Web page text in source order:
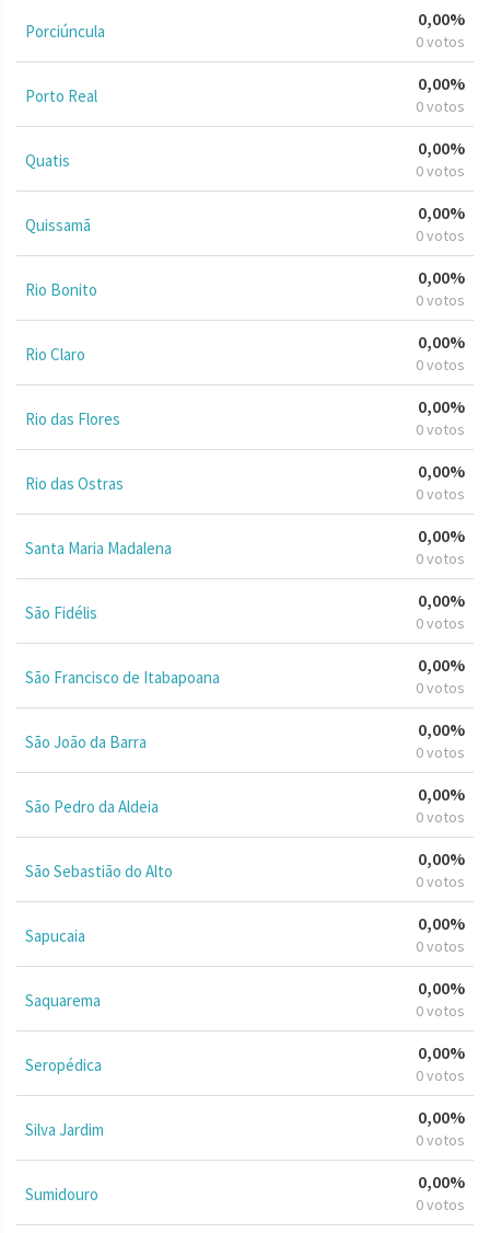
Porciúncula
0,00%
0 votos
Porto Real
0,00%
0 votos
Quatis
0,00%
0 votos
Quissamã
0,00%
0 votos
Rio Bonito
0,00%
0 votos
Rio Claro
0,00%
0 votos
Rio das Flores
0,00%
0 votos
Rio das Ostras
0,00%
0 votos
Santa Maria Madalena
0,00%
0 votos
São Fidélis
0,00%
0 votos
São Francisco de Itabapoana
0,00%
0 votos
São João da Barra
0,00%
0 votos
São Pedro da Aldeia
0,00%
0 votos
São Sebastião do Alto
0,00%
0 votos
Sapucaia
0,00%
0 votos
Saquarema
0,00%
0 votos
Seropédica
0,00%
0 votos
Silva Jardim
0,00%
0 votos
Sumidouro
0,00%
0 votos